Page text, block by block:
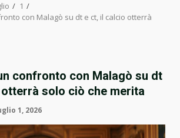
1
con Malagò su dt e ct, il calcio otterrà
confronto con Malagò su dt
solo ciò che merita
1, 2026